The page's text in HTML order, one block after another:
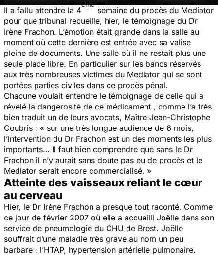
Il a fallu attendre la 4
ème
semaine du procès du Mediator
pour que tribunal recueille, hier, le témoignage du Dr
Irène Frachon. L’émotion était grande dans la salle au
moment où cette dernière est entrée avec sa valise
pleine de documents. Une salle où il ne restait plus une
seule place libre. En particulier sur les bancs réservés
aux très nombreuses victimes du Mediator qui se sont
portées parties civiles dans ce procès pénal.
Chacune voulait entendre le témoignage de celle qui a
révélé la dangerosité de ce médicament., comme l’a très
bien traduit un de leurs avocats, Maître Jean-Christophe
Coubris : « sur une très longue audience de 6 mois,
l’intervention du Dr Frachon est un des moments les plus
importants… Il faut bien comprendre que sans le Dr
Frachon il n’y aurait sans doute pas eu de procès et le
Mediator serait encore commercialisé. »
Atteinte des vaisseaux reliant le cœur
au cerveau
Hier, le Dr Irène Frachon a presque tout raconté. Comme
ce jour de février 2007 où elle a accueilli Joëlle dans son
service de pneumologie du CHU de Brest. Joëlle
souffrait d’une maladie très grave au nom un peu
barbare : l’HTAP, hypertension artérielle pulmonaire.